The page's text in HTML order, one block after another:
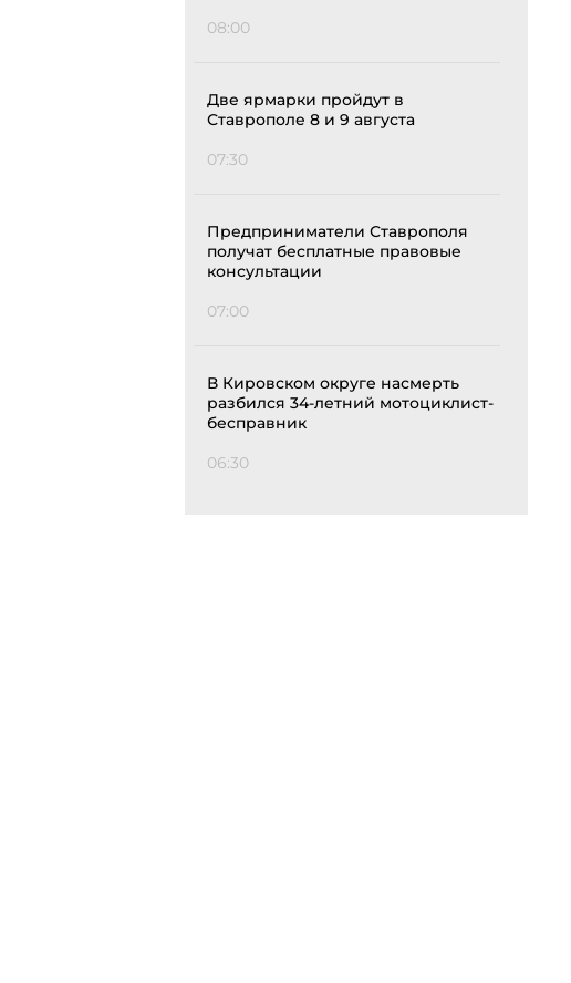
08:00
Две ярмарки пройдут в
Ставрополе 8 и 9 августа
07:30
Предприниматели Ставрополя
получат бесплатные правовые
консультации
07:00
В Кировском округе насмерть
разбился 34-летний мотоциклист-
бесправник
06:30